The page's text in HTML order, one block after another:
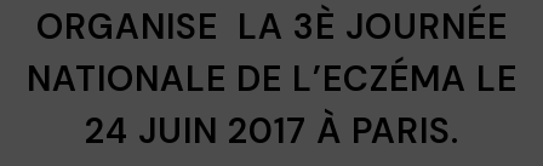
ORGANISE LA 3È JOURNÉE
NATIONALE DE L’ECZÉMA LE
24 JUIN 2017 À PARIS.